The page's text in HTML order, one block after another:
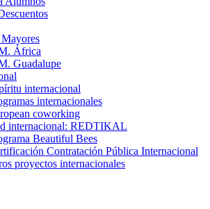
África
Guadalupe
internacional
internacionales
coworking
internacional: REDTIKAL
Beautiful Bees
Contratación Pública Internacional
proyectos internacionales